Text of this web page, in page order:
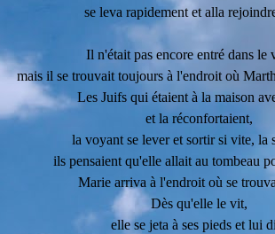
se leva rapidement et alla
Il n'était pas encore entré dans le
mais il se trouvait toujours à l'endroit où
Les Juifs qui étaient à la maison
et la réconfortaient,
la voyant se lever et sortir si vite, la
ils pensaient qu'elle allait au tombeau
Marie arriva à l'endroit où se
Dès qu'elle le vit,
elle se jeta à ses pieds et lui